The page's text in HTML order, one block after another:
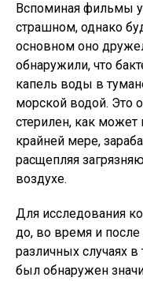
Вспоминая фильмы
страшном, однако
основном оно
обнаружили, что
капель воды в
морской водой. Это
стерилен, как может
крайней мере,
расщепляя
воздухе.
Для исследования
до, во время и
различных случаях в
был обнаружен